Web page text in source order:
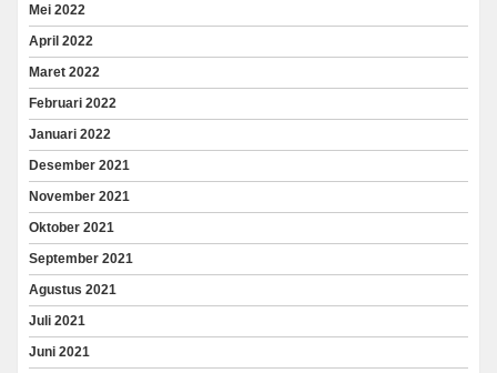
Mei 2022
April 2022
Maret 2022
Februari 2022
Januari 2022
Desember 2021
November 2021
Oktober 2021
September 2021
Agustus 2021
Juli 2021
Juni 2021